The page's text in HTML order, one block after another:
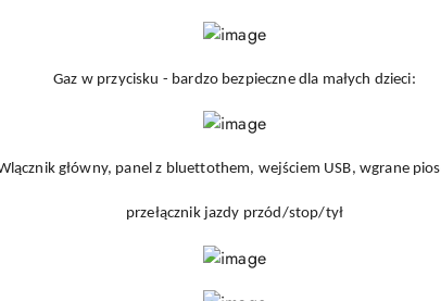
Gaz w przycisku - bardzo bezpieczne dla małych dzieci:
główny, panel z bluettothem, wejściem USB, wgrane
przełącznik jazdy przód/stop/tył